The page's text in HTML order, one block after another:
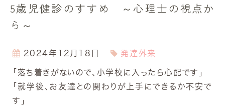
5歳児健診のすすめ ～心理士の視点か
ら～
2024年12月18日 発達外来
「落ち着きがないので、小学校に入ったら心配です」
「就学後、お友達との関わりが上手にできるか不安で
す」